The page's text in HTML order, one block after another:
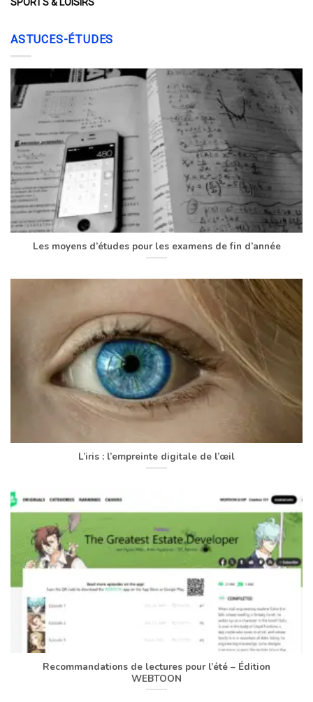
ASTUCES-ÉTUDES
Les moyens d’études pour les examens de fin d’année
L’iris : l’empreinte digitale de l’œil
Recommandations de lectures pour l’été – Édition
WEBTOON